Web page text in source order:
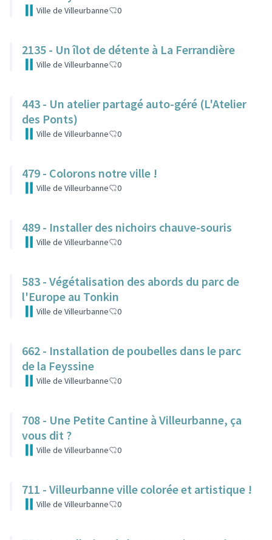
Ville de Villeurbanne 0
2135 - Un îlot de détente à La Ferrandière
Ville de Villeurbanne 0
443 - Un atelier partagé auto-géré (L'Atelier
des Ponts)
Ville de Villeurbanne 0
479 - Colorons notre ville !
Ville de Villeurbanne 0
489 - Installer des nichoirs chauve-souris
Ville de Villeurbanne 0
583 - Végétalisation des abords du parc de
l'Europe au Tonkin
Ville de Villeurbanne 0
662 - Installation de poubelles dans le parc
de la Feyssine
Ville de Villeurbanne 0
708 - Une Petite Cantine à Villeurbanne, ça
vous dit ?
Ville de Villeurbanne 0
711 - Villeurbanne ville colorée et artistique !
Ville de Villeurbanne 0